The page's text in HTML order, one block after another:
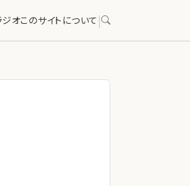
ジオこのサイトについて |